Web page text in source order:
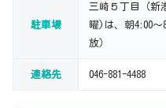
駐車場
三崎５丁目（新
曜)は、朝4:00～
放）
連絡先 046-881-4488